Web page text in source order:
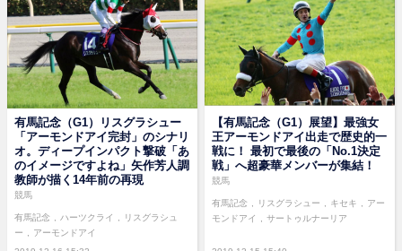
有馬記念（G1）リスグラシュー
「アーモンドアイ完封」のシナリ
オ。ディープインパクト撃破「あ
のイメージですよね」矢作芳人調
教師が描く14年前の再現
競馬
有馬記念 ハーツクライ
リスグラシュ
ー
アーモンドアイ
【有馬記念（G1）展望】最強女
王アーモンドアイ出走で歴史的一
戦に！ 最初で最後の「No.1決定
戦」へ超豪華メンバーが集結！
競馬
有馬記念 リスグラシュー キセキ
アー
モンドアイ
サートゥルナーリア